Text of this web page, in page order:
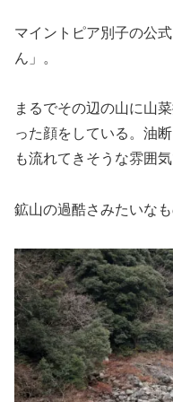
マイントピア別子の公
ん」。
まるでその辺の山に山
った顔をしている。油
も流れてきそうな雰囲気
鉱山の過酷さみたいな